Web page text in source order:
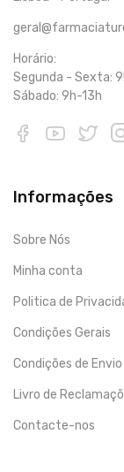
Horário:
Segunda - Sexta:
Sábado: 9h-13h
Informações
Sobre Nós
Minha conta
Politica de
Condições Gerais
Condições de Envio
Livro de
Contacte-nos